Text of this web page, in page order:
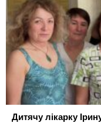
Дитячу лікарку